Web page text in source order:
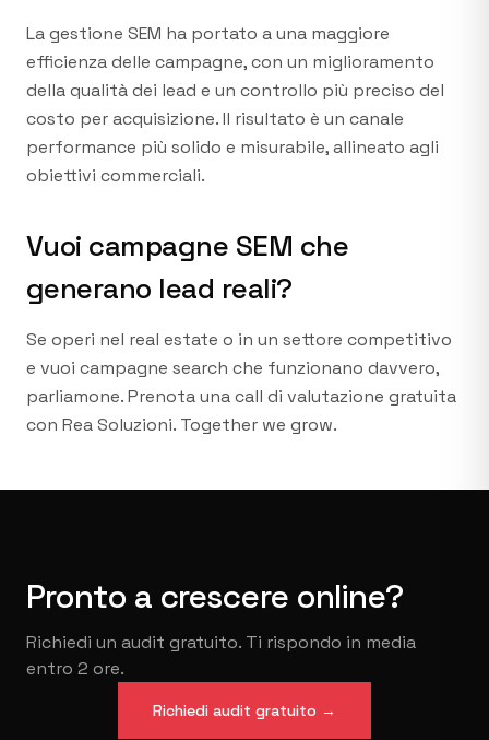
La gestione SEM ha portato a una maggiore
efficienza delle campagne, con un miglioramento
della qualità dei lead e un controllo più preciso del
costo per acquisizione. Il risultato è un canale
performance più solido e misurabile, allineato agli
obiettivi commerciali.
Vuoi campagne SEM che
generano lead reali?
Se operi nel real estate o in un settore competitivo
e vuoi campagne search che funzionano davvero,
parliamone. Prenota una call di valutazione gratuita
con Rea Soluzioni. Together we grow.
Pronto a crescere online?
Richiedi un audit gratuito. Ti rispondo in media
entro 2 ore.
Richiedi audit gratuito →